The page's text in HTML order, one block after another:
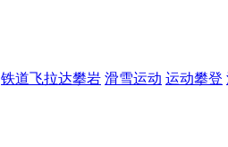
铁道飞拉达攀岩 滑雪运动 运动攀登